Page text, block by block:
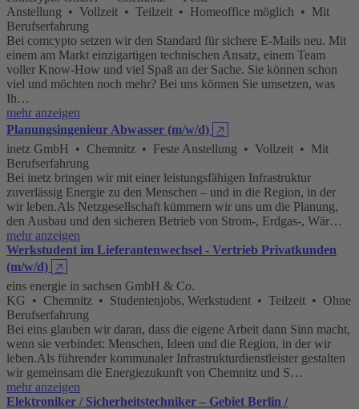
Anstellung • Vollzeit • Teilzeit • Homeoffice möglich • Mit
Berufserfahrung
Bei comcypto setzen wir den Standard für sichere E-Mails neu. Mit
einem am Markt einzigartigen technischen Ansatz, einem Team
voller Know-How und viel Spaß an der Sache. Sie können schon
viel und möchten noch mehr? Bei uns können Sie umsetzen, was
Ih…
mehr anzeigen
Planungsingenieur Abwasser (m/w/d) 🡥
inetz GmbH • Chemnitz • Feste Anstellung • Vollzeit • Mit
Berufserfahrung
Bei inetz bringen wir mit einer leistungsfähigen Infrastruktur
zuverlässig Energie zu den Menschen – und in die Region, in der
wir leben.Als Netzgesellschaft kümmern wir uns um die Planung,
den Ausbau und den sicheren Betrieb von Strom-, Erdgas-, Wär…
mehr anzeigen
Werkstudent im Lieferantenwechsel - Vertrieb Privatkunden
(m/w/d) 🡥
eins energie in sachsen GmbH & Co.
KG • Chemnitz • Studentenjobs, Werkstudent • Teilzeit • Ohne
Berufserfahrung
Bei eins glauben wir daran, dass die eigene Arbeit dann Sinn macht,
wenn sie verbindet: Menschen, Ideen und die Region, in der wir
leben.Als führender kommunaler Infrastrukturdienstleister gestalten
wir gemeinsam die Energiezukunft von Chemnitz und S…
mehr anzeigen
Elektroniker / Sicherheitstechniker – Gebiet Berlin /